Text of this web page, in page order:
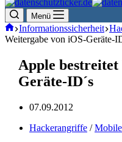
Menü
Start
Informationssicherheit
Weitergabe von iOS-Geräte-
Apple
Geräte-ID´s
07.09.2012
Hackerangriffe /